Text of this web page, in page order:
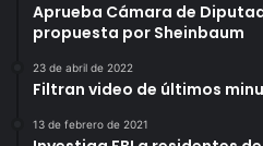
Aprueba Cámara de
propuesta por Sheinbaum
23 de abril de 2022
Filtran video de últimos
13 de febrero de 2021